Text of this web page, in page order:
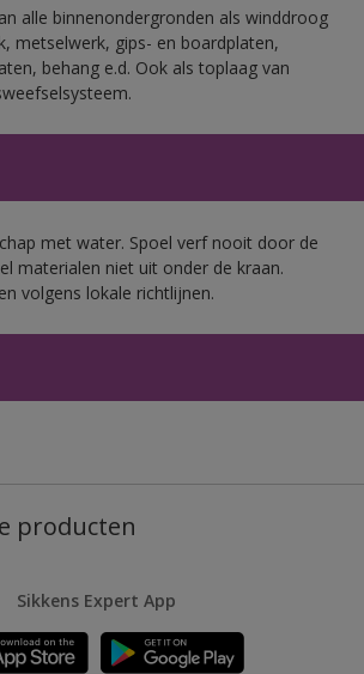
alle binnenondergronden als winddroog
metselwerk, gips- en boardplaten,
behang e.d. Ook als toplaag van
met water. Spoel verf nooit door de
materialen niet uit onder de kraan.
volgens lokale richtlijnen.
producten
Sikkens Expert App